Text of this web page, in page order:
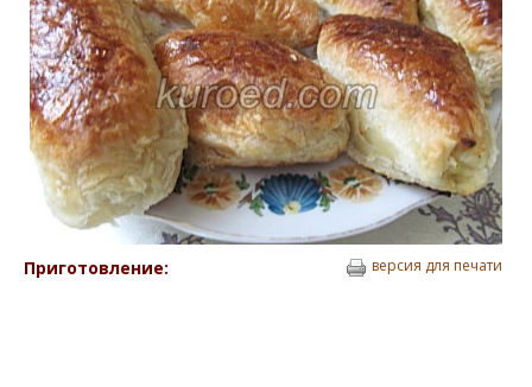
Приготовление: версия для печати